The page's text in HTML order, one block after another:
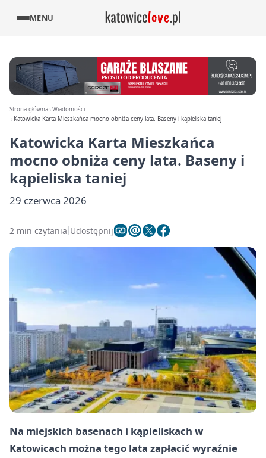
MENU
Strona główna Wiadomości
Katowicka Karta Mieszkańca mocno obniża ceny lata. Baseny i kąpieliska taniej
Katowicka Karta Mieszkańca
mocno obniża ceny lata. Baseny i
kąpieliska taniej
29 czerwca 2026
2 min czytania Udostępnij
Na miejskich basenach i kąpieliskach w
Katowicach można tego lata zapłacić wyraźnie